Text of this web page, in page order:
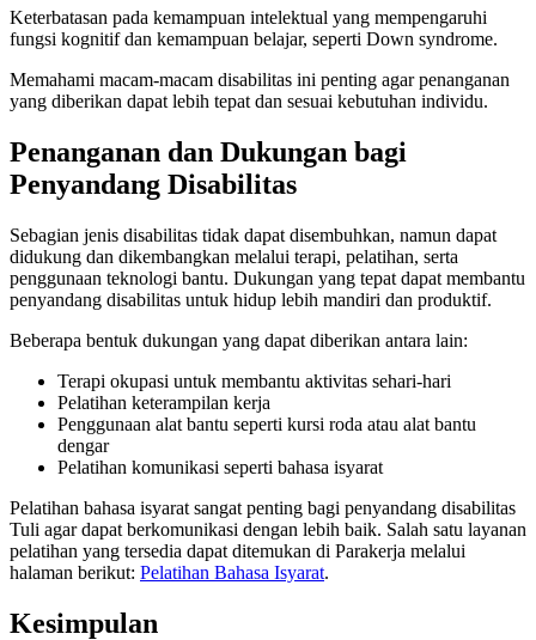
Keterbatasan pada kemampuan intelektual yang mempengaruhi
fungsi kognitif dan kemampuan belajar, seperti Down syndrome.
Memahami macam-macam disabilitas ini penting agar penanganan
yang diberikan dapat lebih tepat dan sesuai kebutuhan individu.
Penanganan dan Dukungan bagi
Penyandang Disabilitas
Sebagian jenis disabilitas tidak dapat disembuhkan, namun dapat
didukung dan dikembangkan melalui terapi, pelatihan, serta
penggunaan teknologi bantu. Dukungan yang tepat dapat membantu
penyandang disabilitas untuk hidup lebih mandiri dan produktif.
Beberapa bentuk dukungan yang dapat diberikan antara lain:
Terapi okupasi untuk membantu aktivitas sehari-hari
Pelatihan keterampilan kerja
Penggunaan alat bantu seperti kursi roda atau alat bantu
dengar
Pelatihan komunikasi seperti bahasa isyarat
Pelatihan bahasa isyarat sangat penting bagi penyandang disabilitas
Tuli agar dapat berkomunikasi dengan lebih baik. Salah satu layanan
pelatihan yang tersedia dapat ditemukan di Parakerja melalui
halaman berikut: Pelatihan Bahasa Isyarat.
Kesimpulan